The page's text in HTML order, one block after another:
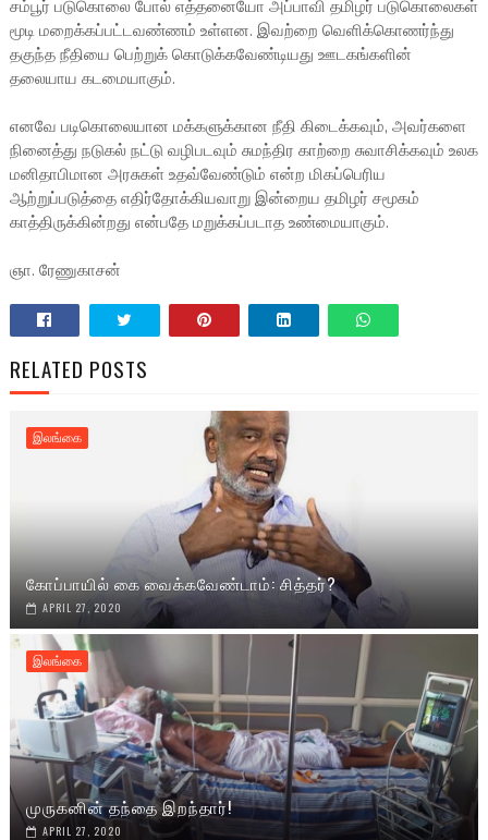
சம்பூர் படுகொலை போல் எத்தனையோ அப்பாவி தமிழர் படுகொலைகள்
மூடி மறைக்கப்பட்டவண்ணம் உள்ளன. இவற்றை வெளிக்கொணர்ந்து
தகுந்த நீதியை பெற்றுக் கொடுக்கவேண்டியது ஊடகங்களின்
தலையாய கடமையாகும்.
எனவே படிகொலையான மக்களுக்கான நீதி கிடைக்கவும், அவர்களை
நினைத்து நடுகல் நட்டு வழிபடவும் சுமந்திர காற்றை சுவாசிக்கவும் உலக
மனிதாபிமான அரசுகள் உதவ்வேண்டும் என்ற மிகப்பெரிய
ஆற்றுப்படுத்தை எதிர்தோக்கியவாறு இன்றைய தமிழர் சமூகம்
காத்திருக்கின்றது என்பதே மறுக்கப்படாத உண்மையாகும்.
ஞா. ரேணுகாசன்
RELATED POSTS
இலங்கை
கோப்பாயில் கை வைக்கவேண்டாம்: சித்தர்?
APRIL 27, 2020
இலங்கை
முருகனின் தந்தை இறந்தார்!
APRIL 27, 2020